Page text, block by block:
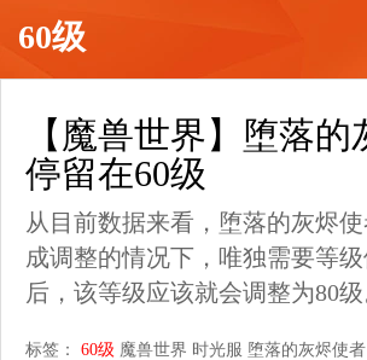
60级
【魔兽世界】堕落
停留在60级
从目前数据来看，堕落的灰烬
成调整的情况下，唯独需要等
后，该等级应该就会调整为80级
标签： 60级 魔兽世界 时光服 堕落的灰烬使者